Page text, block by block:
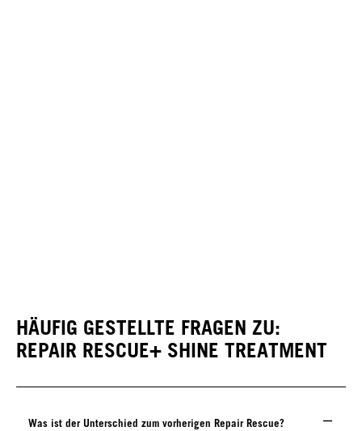
HÄUFIG GESTELLTE FRAGEN ZU:
REPAIR RESCUE+ SHINE TREATMENT
Was ist der Unterschied zum vorherigen Repair Rescue?